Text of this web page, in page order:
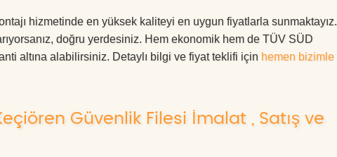
hizmetinde en yüksek kaliteyi en uygun fiyatlarla sunmaktayız.
doğru yerdesiniz. Hem ekonomik hem de TÜV SÜD
altına alabilirsiniz. Detaylı bilgi ve fiyat teklifi için hemen bizimle
Güvenlik Filesi İmalat , Satış ve